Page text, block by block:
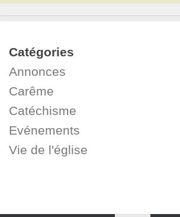
Catégories
Annonces
Carême
Catéchisme
Evénements
Vie de l'église